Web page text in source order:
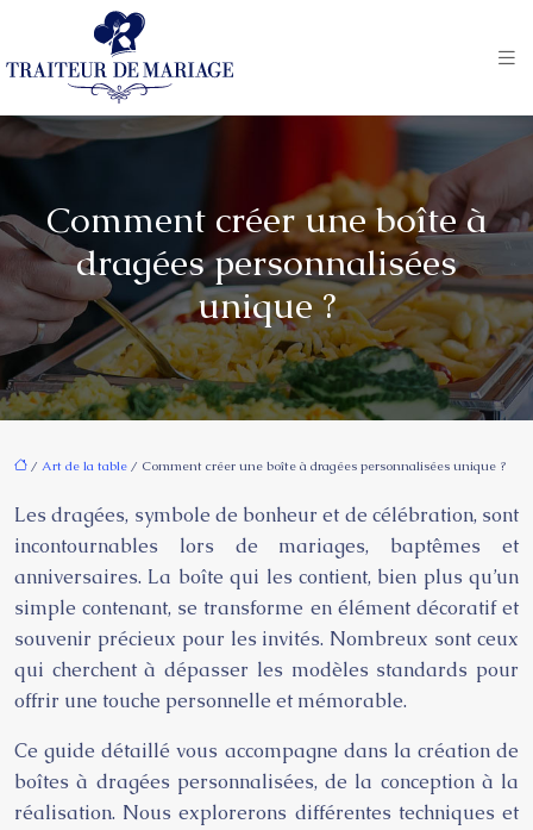
Comment créer une boîte à
dragées personnalisées
unique ?
/ Art de la table / Comment créer une boîte à dragées personnalisées unique ?
Les dragées, symbole de bonheur et de célébration, sont
incontournables lors de mariages, baptêmes et
anniversaires. La boîte qui les contient, bien plus qu’un
simple contenant, se transforme en élément décoratif et
souvenir précieux pour les invités. Nombreux sont ceux
qui cherchent à dépasser les modèles standards pour
offrir une touche personnelle et mémorable.
Ce guide détaillé vous accompagne dans la création de
boîtes à dragées personnalisées, de la conception à la
réalisation. Nous explorerons différentes techniques et